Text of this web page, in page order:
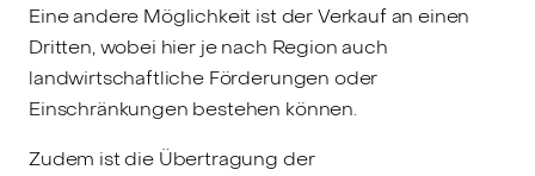
Eine andere Möglichkeit ist der Verkauf an einen
Dritten, wobei hier je nach Region auch
landwirtschaftliche Förderungen oder
Einschränkungen bestehen können.
Zudem ist die Übertragung der